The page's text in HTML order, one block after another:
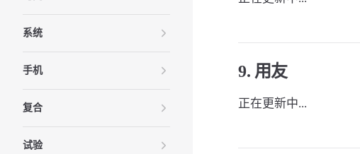
系统
手机
复合
试验
9. 用友
正在更新中...